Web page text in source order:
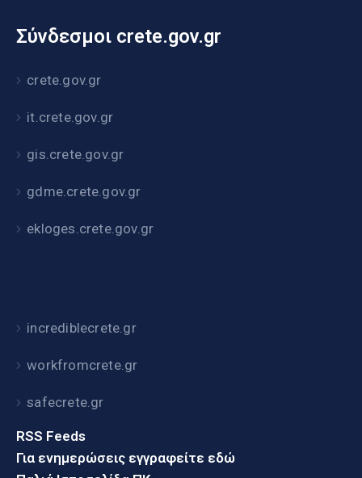
Σύνδεσμοι crete.gov.gr
crete.gov.gr
it.crete.gov.gr
gis.crete.gov.gr
gdme.crete.gov.gr
ekloges.crete.gov.gr
incrediblecrete.gr
workfromcrete.gr
safecrete.gr
RSS Feeds
Για ενημερώσεις εγγραφείτε εδώ